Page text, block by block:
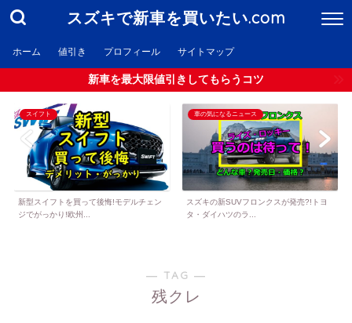
スズキで新車を買いたい.com
ホーム 値引き プロフィール サイトマップ
新車を最大限値引きしてもらうコツ
スイフト
新型スイフトを買って後悔!モデルチェン
ジでがっかり!欧州...
車の気になるニュース
スズキの新SUVフロンクスが発売?!トヨ
タ・ダイハツのラ...
― TAG ―
残クレ